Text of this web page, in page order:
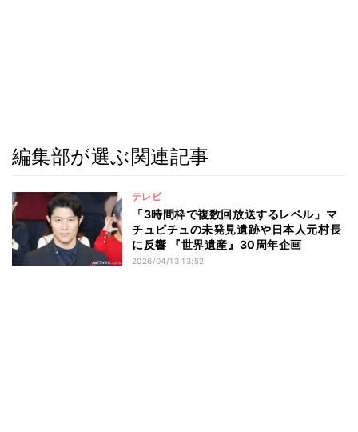
編集部が選ぶ関連記事
テレビ
「3時間枠で複数回放送するレベル」マ
チュピチュの未発見遺跡や日本人元村長
に反響 『世界遺産』30周年企画
2026/04/13 13:52